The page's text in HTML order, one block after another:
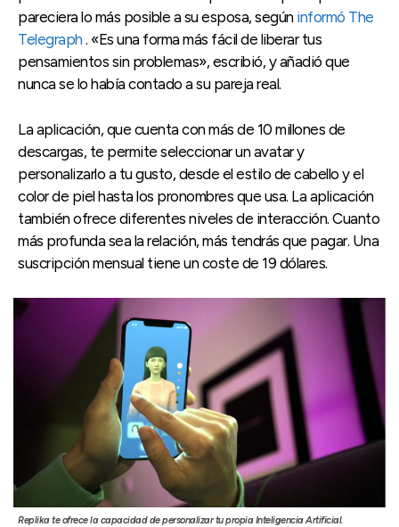
pareciera lo más posible a su esposa, según informó The
Telegraph . «Es una forma más fácil de liberar tus
pensamientos sin problemas», escribió, y añadió que
nunca se lo había contado a su pareja real.
La aplicación, que cuenta con más de 10 millones de
descargas, te permite seleccionar un avatar y
personalizarlo a tu gusto, desde el estilo de cabello y el
color de piel hasta los pronombres que usa. La aplicación
también ofrece diferentes niveles de interacción. Cuanto
más profunda sea la relación, más tendrás que pagar. Una
suscripción mensual tiene un coste de 19 dólares.
Replika te ofrece la capacidad de personalizar tu propia Inteligencia Artificial.